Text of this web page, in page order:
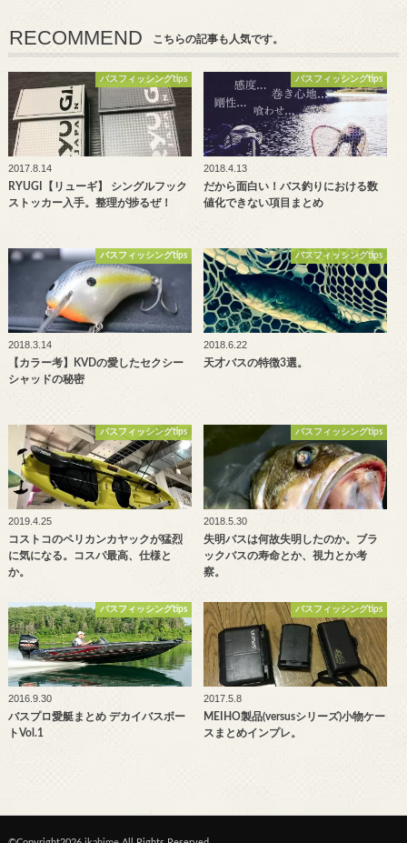
RECOMMEND こちらの記事も人気です。
バスフィッシングtips
2017.8.14
RYUGI【リューギ】 シングルフック
ストッカー入手。整理が捗るぜ！
バスフィッシングtips
2018.4.13
だから面白い！バス釣りにおける数
値化できない項目まとめ
バスフィッシングtips
2018.3.14
【カラー考】KVDの愛したセクシー
シャッドの秘密
バスフィッシングtips
2018.6.22
天才バスの特徴3選。
バスフィッシングtips
2019.4.25
コストコのペリカンカヤックが猛烈
に気になる。コスパ最高、仕様と
か。
バスフィッシングtips
2018.5.30
失明バスは何故失明したのか。ブラ
ックバスの寿命とか、視力とか考
察。
バスフィッシングtips
2016.9.30
バスプロ愛艇まとめ デカイバスボー
トVol.1
バスフィッシングtips
2017.5.8
MEIHO製品(versusシリーズ)小物ケー
スまとめインプレ。